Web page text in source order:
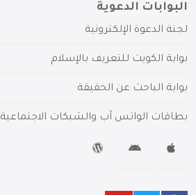
البوابات الدعوية
لجنة الدعوة الإلكترونية
بوابة الكويت للتعريف بالإسلام
بوابة الباحث عن الحقيقة
بطاقات الواتس آب والشبكات الاجتماعية